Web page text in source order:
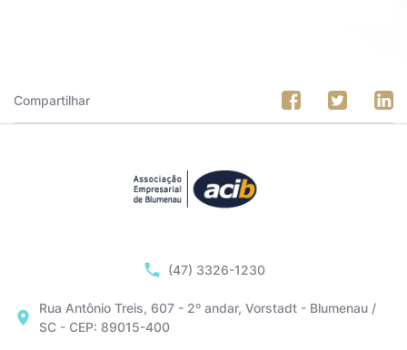
Compartilhar
(47) 3326-1230
Rua Antônio Treis, 607 - 2º andar, Vorstadt - Blumenau /
SC - CEP: 89015-400